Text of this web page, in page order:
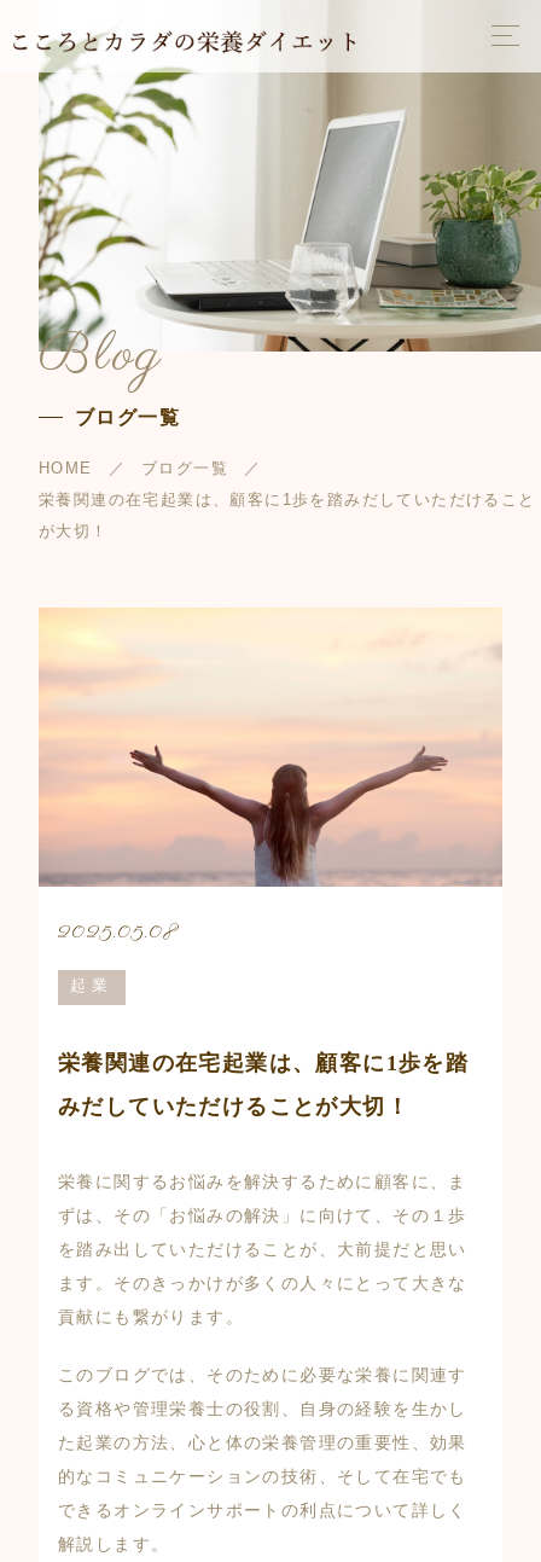
Blog
ブログ一覧
HOME
ブログ一覧
栄養関連の在宅起業は、顧客に1歩を踏みだしていただけること
が大切！
2025.05.08
起業
栄養関連の在宅起業は、顧客に1歩を踏
みだしていただけることが大切！
栄養に関するお悩みを解決するために顧客に、ま
ずは、その「お悩みの解決」に向けて、その１歩
を踏み出していただけることが、大前提だと思い
ます。そのきっかけが多くの人々にとって大きな
貢献にも繋がります。
このブログでは、そのために必要な栄養に関連す
る資格や管理栄養士の役割、自身の経験を生かし
た起業の方法、心と体の栄養管理の重要性、効果
的なコミュニケーションの技術、そして在宅でも
できるオンラインサポートの利点について詳しく
解説します。